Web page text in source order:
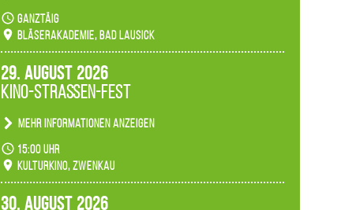
Teilnahme der Bläserklassen.
ganztäig
Bläserakademie, Bad Lausick
29. August 2026
Kino-Straßen-Fest
Mehr Informationen anzeigen
Konzert unserer Zwenkauer Schüler und
Schülerinnen zum Fest des Kulturkinos.
15:00 Uhr
Kulturkino, Zwenkau
30. August 2026